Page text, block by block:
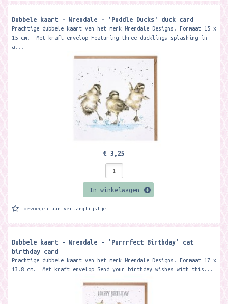
Dubbele kaart - Wrendale - 'Puddle Ducks' duck card
Prachtige dubbele kaart van het merk Wrendale Designs. Formaat 15 x
15 cm. Met kraft envelop Featuring three ducklings splashing in
a...
€ 3,25
In winkelwagen
Toevoegen aan verlanglijstje
Dubbele kaart - Wrendale - 'Purrrfect Birthday' cat
birthday card
Prachtige dubbele kaart van het merk Wrendale Designs. Formaat 17 x
13.8 cm. Met kraft envelop Send your birthday wishes with this...